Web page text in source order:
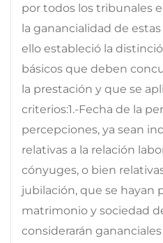
por todos los tribunales
la ganancialidad de
ello estableció la
básicos que deben
la prestación y que se
criterios:1.-Fecha de la
percepciones, ya sean
relativas a la relación
cónyuges, o bien
jubilación, que se hayan
matrimonio y sociedad
considerarán